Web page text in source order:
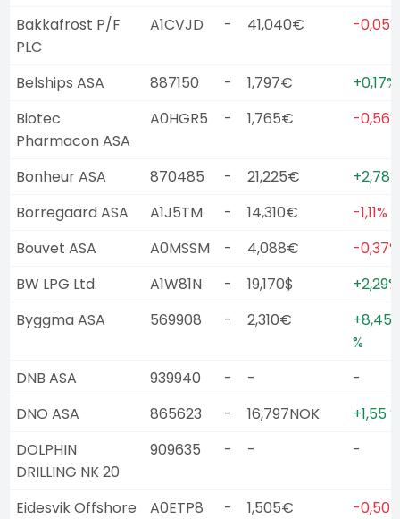
Bakkafrost P/F
PLC
A1CVJD - 41,040€ -0,05%
Belships ASA 887150 - 1,797€
+0,17%
Biotec
Pharmacon ASA
A0HGR5 - 1,765€ -0,56%
Bonheur ASA 870485 - 21,225€
+2,78%
Borregaard ASA
A1J5TM - 14,310€
-1,11%
Bouvet ASA
A0MSSM - 4,088€
-0,37%
BW LPG Ltd.
A1W81N - 19,170$
+2,29%
Byggma ASA
569908 - 2,310€
+8,45
%
DNB ASA
939940 - -
-
DNO ASA
865623 - 16,797NOK
+1,55 %
DOLPHIN
DRILLING NK 20
909635 - - -
Eidesvik Offshore
A0ETP8 - 1,505€ -0,50